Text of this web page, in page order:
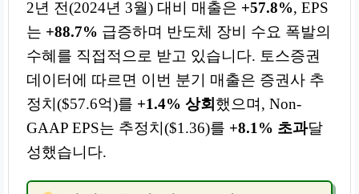
2년 전(2024년 3월) 대비 매출은 +57.8%, EPS
는 +88.7% 급증하며 반도체 장비 수요 폭발의
수혜를 직접적으로 받고 있습니다. 토스증권
데이터에 따르면 이번 분기 매출은 증권사 추
정치($57.6억)를 +1.4% 상회 했으며, Non-
GAAP EPS는 추정치($1.36)를 +8.1% 초과달
성했습니다.